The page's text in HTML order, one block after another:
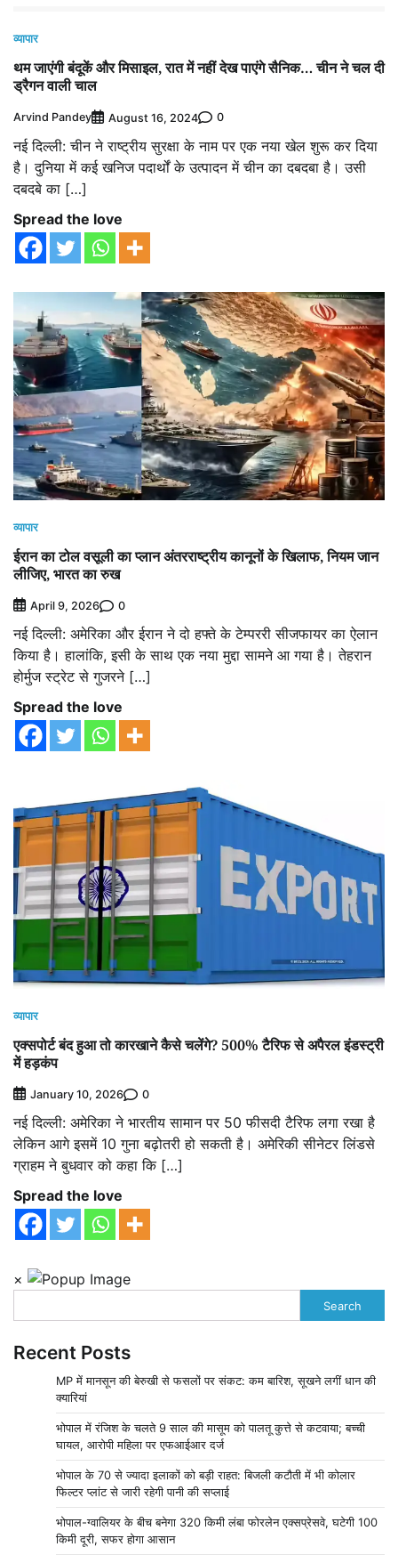
व्यापार
थम जाएंगी बंदूकें और मिसाइल, रात में नहीं देख पाएंगे सैनिक… चीन ने चल दी
ड्रैगन वाली चाल
Arvind Pandey August 16, 2024 0
नई दिल्ली: चीन ने राष्ट्रीय सुरक्षा के नाम पर एक नया खेल शुरू कर दिया
है। दुनिया में कई खनिज पदार्थों के उत्पादन में चीन का दबदबा है। उसी
दबदबे का […]
Spread the love
व्यापार
ईरान का टोल वसूली का प्‍लान अंतरराष्‍ट्रीय कानूनों के खिलाफ, न‍ियम जान
लीजिए, भारत का रुख
April 9, 2026 0
नई दिल्‍ली: अमेरिका और ईरान ने दो हफ्ते के टेम्पररी सीजफायर का ऐलान
किया है। हालांकि, इसी के साथ एक नया मुद्दा सामने आ गया है। तेहरान
होर्मुज स्ट्रेट से गुजरने […]
Spread the love
व्यापार
एक्सपोर्ट बंद हुआ तो कारखाने कैसे चलेंगे? 500% टैरिफ से अपैरल इंडस्ट्री
में हड़कंप
January 10, 2026 0
नई दिल्ली: अमेरिका ने भारतीय सामान पर 50 फीसदी टैरिफ लगा रखा है
लेकिन आगे इसमें 10 गुना बढ़ोतरी हो सकती है। अमेरिकी सीनेटर लिंडसे
ग्राहम ने बुधवार को कहा कि […]
Spread the love
×
Search
Recent Posts
MP में मानसून की बेरुखी से फसलों पर संकट: कम बारिश, सूखने लगीं धान की
क्यारियां
भोपाल में रंजिश के चलते 9 साल की मासूम को पालतू कुत्ते से कटवाया; बच्ची
घायल, आरोपी महिला पर एफआईआर दर्ज
भोपाल के 70 से ज्यादा इलाकों को बड़ी राहत: बिजली कटौती में भी कोलार
फिल्टर प्लांट से जारी रहेगी पानी की सप्लाई
भोपाल-ग्वालियर के बीच बनेगा 320 किमी लंबा फोरलेन एक्सप्रेसवे, घटेगी 100
किमी दूरी, सफर होगा आसान